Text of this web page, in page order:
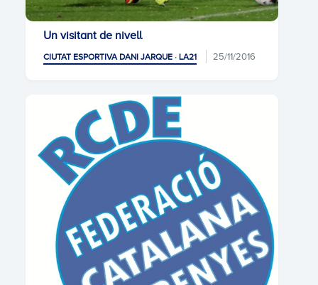
Un visitant de nivell
CIUTAT ESPORTIVA DANI JARQUE · LA21 25/11/2016